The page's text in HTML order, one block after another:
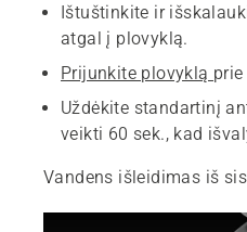
Ištuštinkite ir
atgal į plovyklą.
Prijunkite plovyklą
Uždėkite standartinį
veikti 60 sek., kad
Vandens išleidimas iš